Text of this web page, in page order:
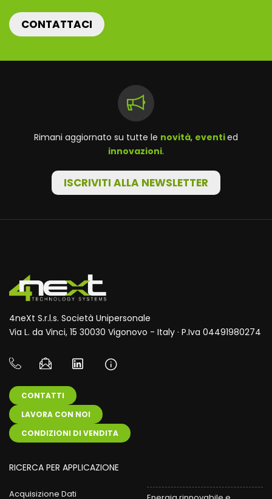
CONTATTACI
Rimani aggiornato su tutte le novità, eventied
innovazioni.
ISCRIVITI ALLA NEWSLETTER
4neXt S.r.l.s. Società Unipersonale
Via L. da Vinci, 15 30030 Vigonovo - Italy · P.Iva 04491980274
CONTATTI
LAVORA CON NOI
CONDIZIONI DI VENDITA
RICERCA PER APPLICAZIONE
Acquisizione Dati